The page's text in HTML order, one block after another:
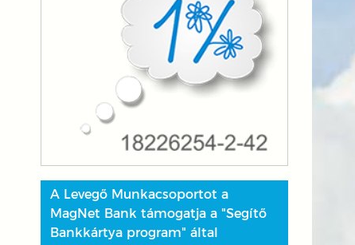
A Levegő Munkacsoportot a
MagNet Bank támogatja a "Segítő
Bankkártya program" által